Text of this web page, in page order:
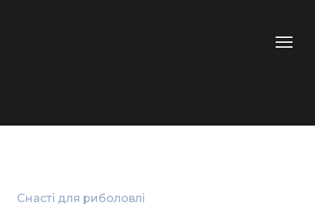
Снасті для риболовлі